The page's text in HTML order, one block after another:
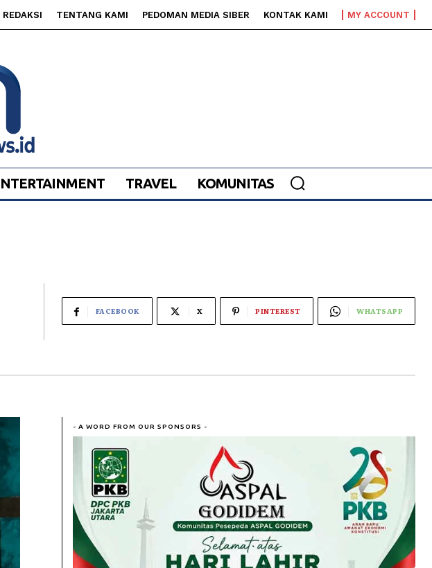
REDAKSI TENTANG KAMI PEDOMAN MEDIA SIBER KONTAK KAMI MY ACCOUNT
TRAVEL KOMUNITAS
FACEBOOK X PINTEREST WHATSAPP
- A WORD FROM OUR SPONSORS -